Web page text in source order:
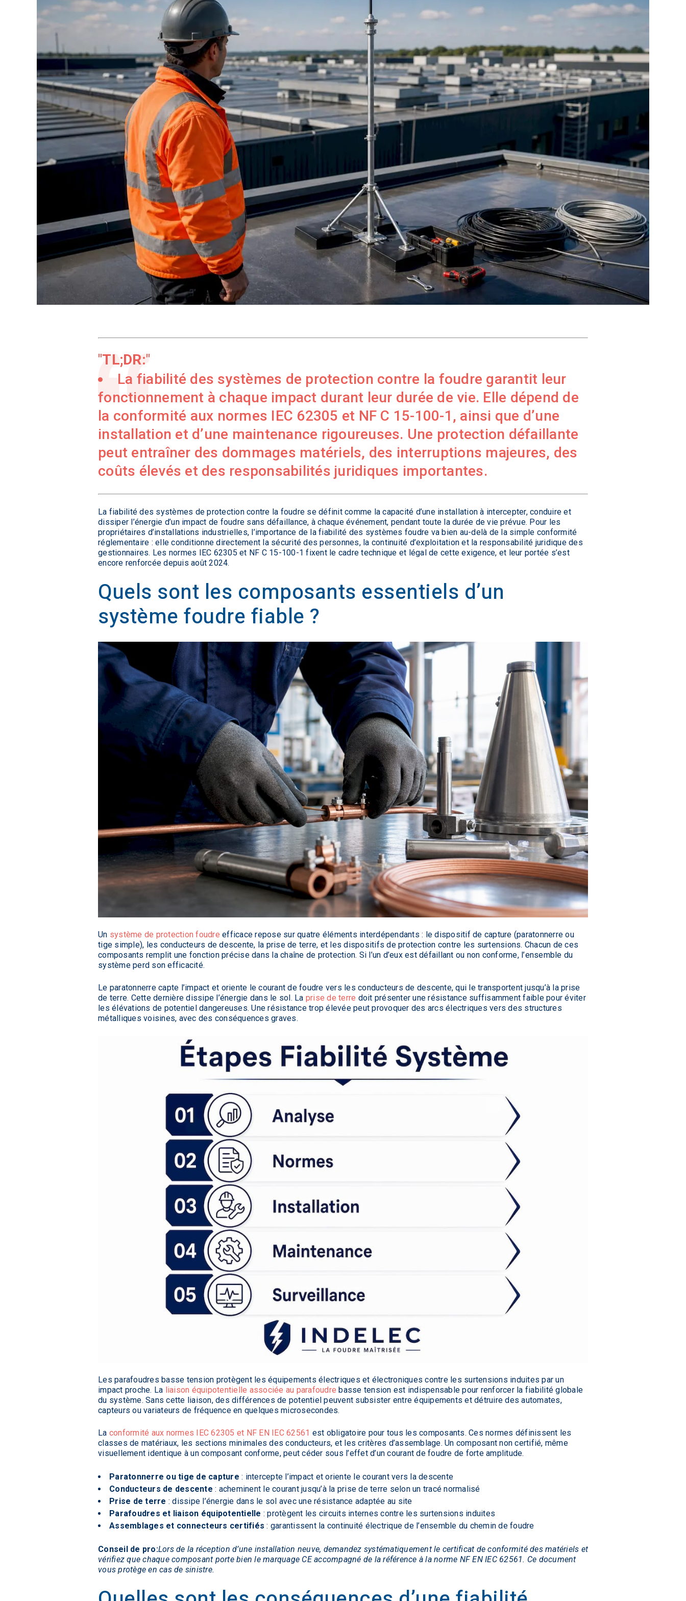
TL;DR:
La fiabilité des systèmes de protection contre la foudre garantit leur
fonctionnement à chaque impact durant leur durée de vie. Elle dépend de
la conformité aux normes IEC 62305 et NF C 15-100-1, ainsi que d’une
installation et d’une maintenance rigoureuses. Une protection défaillante
peut entraîner des dommages matériels, des interruptions majeures, des
coûts élevés et des responsabilités juridiques importantes.
La fiabilité des systèmes de protection contre la foudre se définit comme la capacité d’une installation à intercepter, conduire et
dissiper l’énergie d’un impact de foudre sans défaillance, à chaque événement, pendant toute la durée de vie prévue. Pour les
propriétaires d’installations industrielles, l’importance de la fiabilité des systèmes foudre va bien au-delà de la simple conformité
réglementaire : elle conditionne directement la sécurité des personnes, la continuité d’exploitation et la responsabilité juridique des
gestionnaires. Les normes IEC 62305 et NF C 15-100-1 fixent le cadre technique et légal de cette exigence, et leur portée s’est
encore renforcée depuis août 2024.
Quels sont les composants essentiels d’un
système foudre fiable ?
Un système de protection foudre efficace repose sur quatre éléments interdépendants : le dispositif de capture (paratonnerre ou
tige simple), les conducteurs de descente, la prise de terre, et les dispositifs de protection contre les surtensions. Chacun de ces
composants remplit une fonction précise dans la chaîne de protection. Si l’un d’eux est défaillant ou non conforme, l’ensemble du
système perd son efficacité.
Le paratonnerre capte l’impact et oriente le courant de foudre vers les conducteurs de descente, qui le transportent jusqu’à la prise
de terre. Cette dernière dissipe l’énergie dans le sol. La prise de terre doit présenter une résistance suffisamment faible pour éviter
les élévations de potentiel dangereuses. Une résistance trop élevée peut provoquer des arcs électriques vers des structures
métalliques voisines, avec des conséquences graves.
Les parafoudres basse tension protègent les équipements électriques et électroniques contre les surtensions induites par un
impact proche. La liaison équipotentielle associée au parafoudre basse tension est indispensable pour renforcer la fiabilité globale
du système. Sans cette liaison, des différences de potentiel peuvent subsister entre équipements et détruire des automates,
capteurs ou variateurs de fréquence en quelques microsecondes.
La conformité aux normes IEC 62305 et NF EN IEC 62561 est obligatoire pour tous les composants. Ces normes définissent les
classes de matériaux, les sections minimales des conducteurs, et les critères d’assemblage. Un composant non certifié, même
visuellement identique à un composant conforme, peut céder sous l’effet d’un courant de foudre de forte amplitude.
Paratonnerre ou tige de capture : intercepte l’impact et oriente le courant vers la descente
Conducteurs de descente : acheminent le courant jusqu’à la prise de terre selon un tracé normalisé
Prise de terre : dissipe l’énergie dans le sol avec une résistance adaptée au site
Parafoudres et liaison équipotentielle : protègent les circuits internes contre les surtensions induites
Assemblages et connecteurs certifiés : garantissent la continuité électrique de l’ensemble du chemin de foudre
Conseil de pro:Lors de la réception d’une installation neuve, demandez systématiquement le certificat de conformité des matériels et
vérifiez que chaque composant porte bien le marquage CE accompagné de la référence à la norme NF EN IEC 62561. Ce document
vous protège en cas de sinistre.